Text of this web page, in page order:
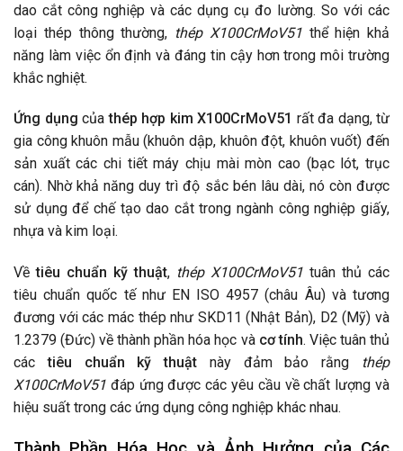
dao cắt công nghiệp và các dụng cụ đo lường. So với các
loại thép thông thường, thép X100CrMoV51thể hiện khả
năng làm việc ổn định và đáng tin cậy hơn trong môi trường
khắc nghiệt.
Ứng dụng củathép hợp kim X100CrMoV51 rất đa dạng, từ
gia công khuôn mẫu (khuôn dập, khuôn đột, khuôn vuốt) đến
sản xuất các chi tiết máy chịu mài mòn cao (bạc lót, trục
cán). Nhờ khả năng duy trì độ sắc bén lâu dài, nó còn được
sử dụng để chế tạo dao cắt trong ngành công nghiệp giấy,
nhựa và kim loại.
Vềtiêu chuẩn kỹ thuật, thép X100CrMoV51 tuân thủ các
tiêu chuẩn quốc tế như EN ISO 4957 (châu Âu) và tương
đương với các mác thép như SKD11 (Nhật Bản), D2 (Mỹ) và
1.2379 (Đức) về thành phần hóa học và cơ tính. Việc tuân thủ
cáctiêu chuẩn kỹ thuật này đảm bảo rằng
thép
X100CrMoV51 đáp ứng được các yêu cầu về chất lượng và
hiệu suất trong các ứng dụng công nghiệp khác nhau.